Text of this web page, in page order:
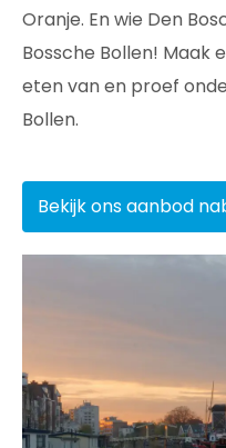
Oranje. En wie Den
Bossche Bollen! Maak
eten van en proef
Bollen.
Bekijk ons aanbod